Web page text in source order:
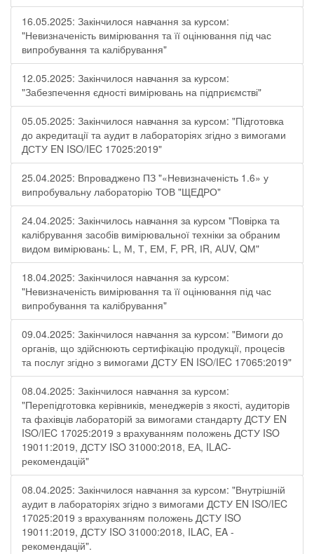
16.05.2025: Закінчилося навчання за курсом:
"Невизначеність вимірювання та її оцінювання під час
випробування та калібрування"
12.05.2025: Закінчилося навчання за курсом:
"Забезпечення єдності вимірювань на підприємстві"
05.05.2025: Закінчилося навчання за курсом: "Підготовка
до акредитації та аудит в лабораторіях згідно з вимогами
ДСТУ EN ISO/IEC 17025:2019"
25.04.2025: Впроваджено ПЗ "«Невизначеність 1.6» у
випробувальну лабораторію ТОВ "ЩЕДРО"
24.04.2025: Закінчилось навчання за курсом "Повірка та
калібрування засобів вимірювальної техніки за обраним
видом вимірювань: L, М, Т, ЕМ, F, РR, ІR, АUV, QМ"
18.04.2025: Закінчилося навчання за курсом:
"Невизначеність вимірювання та її оцінювання під час
випробування та калібрування"
09.04.2025: Закінчилося навчання за курсом: "Вимоги до
органів, що здійснюють сертифікацію продукції, процесів
та послуг згідно з вимогами ДСТУ EN ISO/IEC 17065:2019"
08.04.2025: Закінчилося навчання за курсом:
"Перепідготовка керівників, менеджерів з якості, аудиторів
та фахівців лабораторій за вимогами стандарту ДСТУ EN
ISO/IEC 17025:2019 з врахуванням положень ДСТУ ISO
19011:2019, ДСТУ ISO 31000:2018, ЕА, ILAC-
рекомендацій"
08.04.2025: Закінчилося навчання за курсом: "Внутрішній
аудит в лабораторіях згідно з вимогами ДСТУ EN ISO/IEC
17025:2019 з врахуванням положень ДСТУ ISO
19011:2019, ДСТУ ISO 31000:2018, ILAC, EA -
рекомендацій".